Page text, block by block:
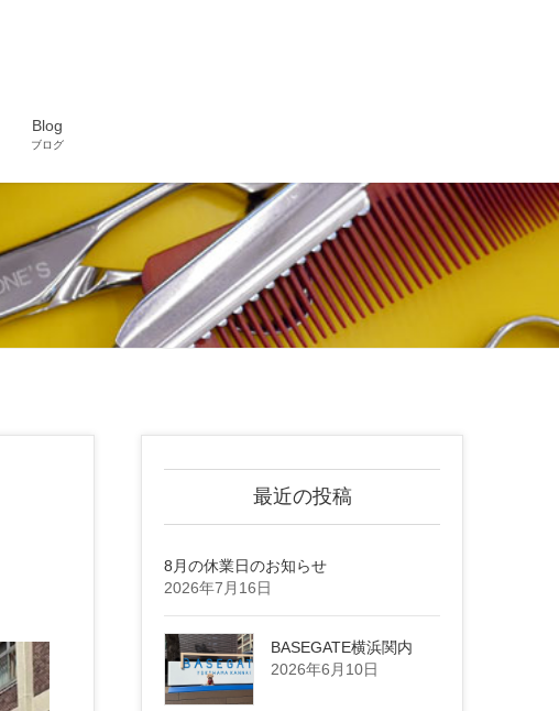
Blog
ブログ
最近の投稿
8月の休業日のお知らせ
2026年7月16日
BASEGATE横浜関内
2026年6月10日